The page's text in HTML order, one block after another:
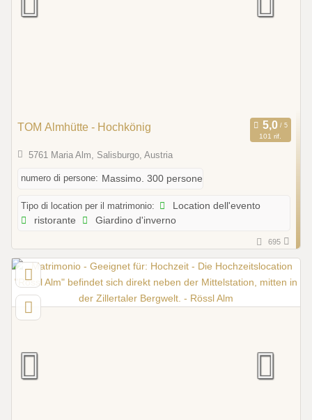
TOM Almhütte - Hochkönig
101 rif.
5761 Maria Alm, Salisburgo, Austria
numero di persone: Massimo. 300 persone
Tipo di location per il matrimonio:
Location dell'evento
ristorante
Giardino d'inverno
695